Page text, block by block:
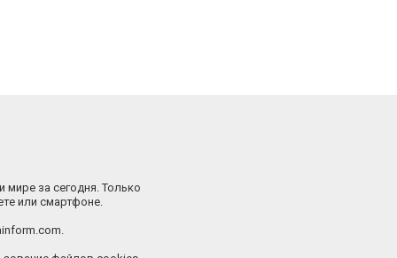
мире за сегодня. Только
или смартфоне.